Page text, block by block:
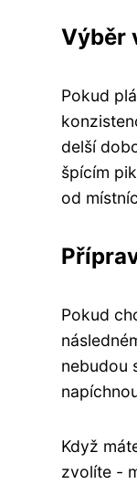
Výběr
Pokud
delší
špícím
od
Pokud
nebudou
Když
zvolíte -